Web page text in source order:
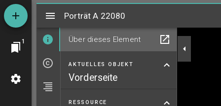
1
MiradorPorträt A 22080
Über dieses Element
AKTUELLES OBJEKT
Vorderseite
RESSOURCE
Porträt A 22080